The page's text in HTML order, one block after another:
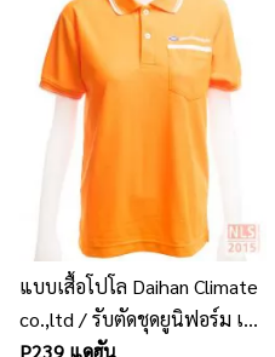
แบบเสื้อโปโล Daihan Climate
co.,ltd / รับตัดชุดยูนิฟอร์ม เสื้อ
โปโลพร้อมปักโลโก้ ศรีราชา
P239 แดฮัน